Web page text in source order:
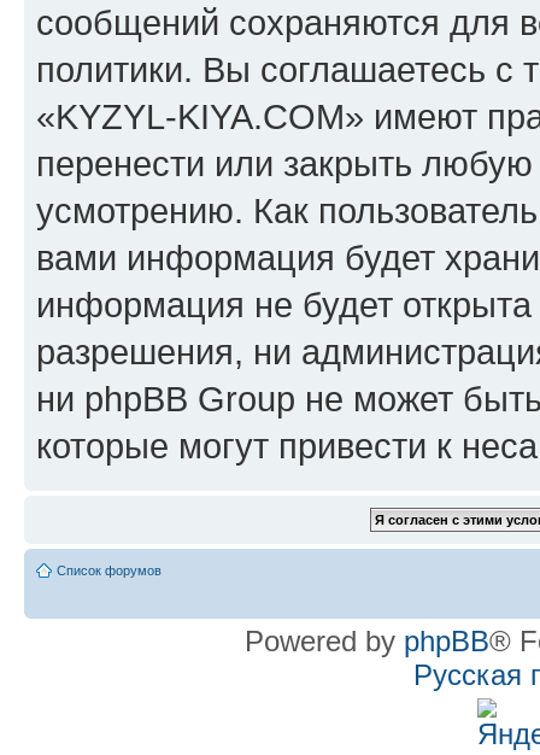
сообщений сохраняются для
политики. Вы соглашаетесь
«KYZYL-KIYA.COM» имеют
перенести или закрыть
усмотрению. Как
вами информация будет
информация не будет
разрешения, ни
ни phpBB Group не может
которые могут привести к
Список форумов
Powered by phpBB®
Русская